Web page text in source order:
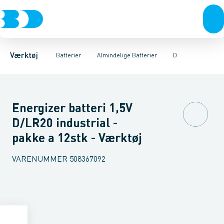
Værktøj Batterier
Akku- & elværktøjHåndværktøjRørværktøj Bits & toppe
Almindelige Batterier
Almindelige Batterier Genopladelige Batterier D
AAAAAC
Energizer batteri 1,5V
D/LR20 industrial -
pakke a 12stk - Værktøj
VARENUMMER 508367092